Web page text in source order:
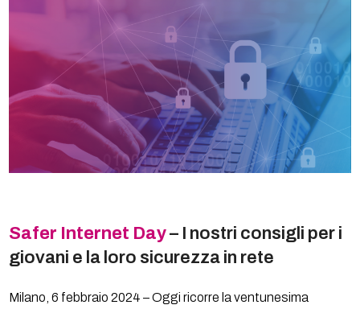
Safer Internet Day– I nostri consigli per i
giovani e la loro sicurezza in rete
Milano, 6 febbraio 2024 – Oggi ricorre la ventunesima